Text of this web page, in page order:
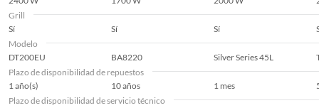
Grill
Sí
Sí Sí
Modelo
DT200EU
BA8220 Silver Series 45L
Plazo de disponibilidad de repuestos
1 año(s)
10 años 1 mes
Plazo de disponibilidad de servicio técnico